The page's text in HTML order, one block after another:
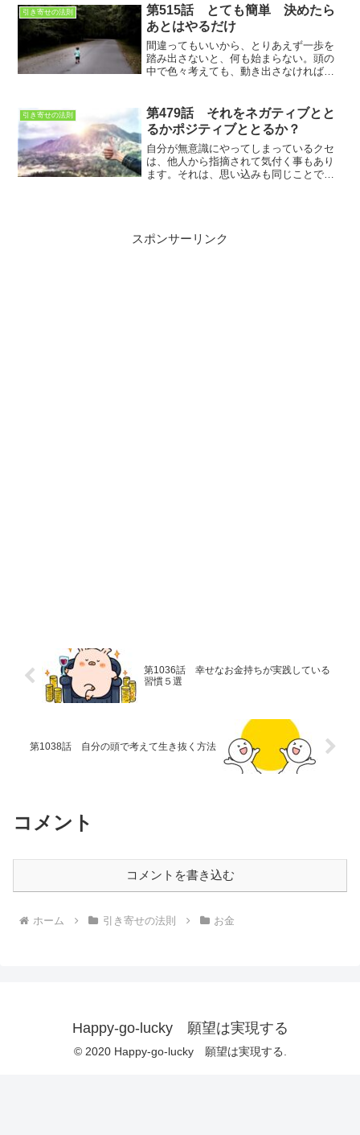
きればそれで良いのです。
引き寄せの法則
第515話 とても簡単 決めたら
あとはやるだけ
間違ってもいいから、とりあえず一歩を
踏み出さないと、何も始まらない。頭の
中で色々考えても、動き出さなければ、
引き寄せの法則
第479話 それをネガティブとと
るかポジティブととるか？
自分が無意識にやってしまっているクセ
は、他人から指摘されて気付く事もあり
ます。それは、思い込みも同じことで
スポンサーリンク
第1036話 幸せなお金持ちが実践している
習慣５選
第1038話 自分の頭で考えて生き抜く方法
コメント
コメントを書き込む
ホーム 引き寄せの法則 お金
Happy-go-lucky 願望は実現する
© 2020 Happy-go-lucky 願望は実現する.